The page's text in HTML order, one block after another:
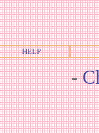
HELP
-